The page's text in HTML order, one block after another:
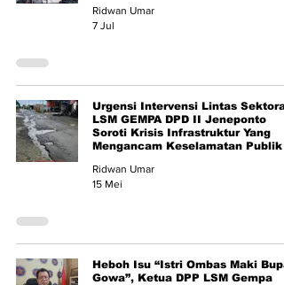
Ridwan Umar
7 Jul
Urgensi Intervensi Lintas
LSM GEMPA DPD II Jeneponto
Soroti Krisis Infrastruktur Yang
Mengancam Keselamatan Publik
Ridwan Umar
15 Mei
Heboh Isu “Istri Ombas Maki
Gowa”, Ketua DPP LSM Gempa